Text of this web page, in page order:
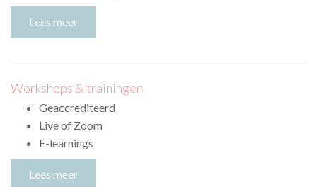
Lees meer
Workshops & trainingen
Geaccrediteerd
Live of Zoom
E-learnings
Lees meer